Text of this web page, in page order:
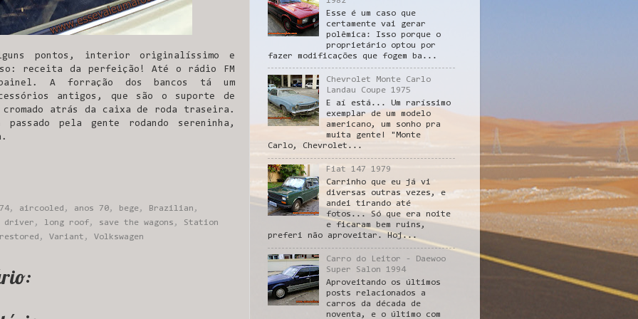
pontos, interior originalíssimo e
receita da perfeição! Até o rádio FM
A forração dos bancos tá um
antigos, que são o suporte de
cromado atrás da caixa de roda traseira.
pela gente rodando sereninha,
, aircooled , anos 70, bege, Brazilian ,
driver , long roof, save the wagons , Station
, Variant , Volkswagen
Esse é um caso que
certamente vai gerar
polêmica: Isso porque o
proprietário optou por
fazer modificações que fogem ba...
Chevrolet Monte Carlo
Landau Coupe 1975
E aí está... Um raríssimo
exemplar de um modelo
americano, um sonho pra
muita gente! "Monte
Carlo, Chevrolet...
Fiat 147 1979
Carrinho que eu já vi
diversas outras vezes, e
andei tirando até
fotos... Só que era noite
e ficaram bem ruins,
preferi não aproveitar. Hoj...
Carro do Leitor - Daewoo
Super Salon 1994
Aproveitando os últimos
posts relacionados a
carros da década de
noventa, e o último com